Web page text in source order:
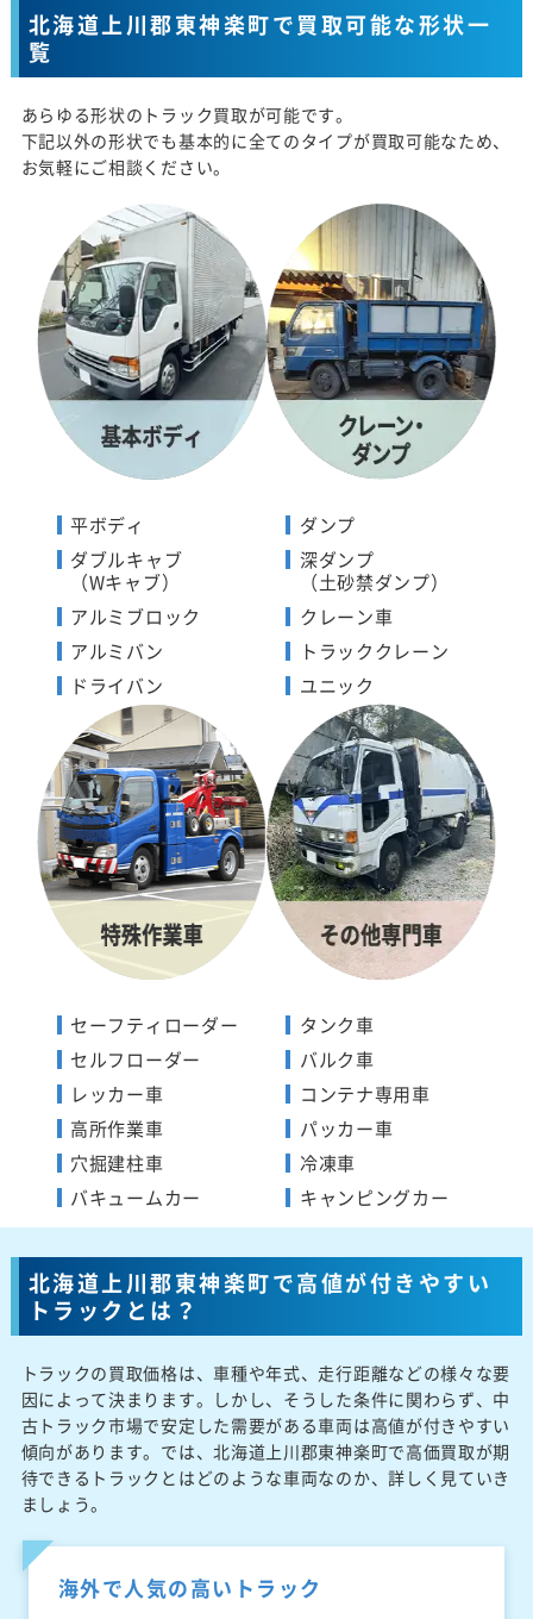
北海道上川郡東神楽町で買取可能な形状一
覧
あらゆる形状のトラック買取が可能です。
下記以外の形状でも基本的に全てのタイプが買取可能なため、
お気軽にご相談ください。
平ボディ
ダブルキャブ
（Wキャブ）
アルミブロック
アルミバン
ドライバン
ダンプ
深ダンプ
（土砂禁ダンプ）
クレーン車
トラッククレーン
ユニック
セーフティローダー
セルフローダー
レッカー車
高所作業車
穴掘建柱車
バキュームカー
タンク車
バルク車
コンテナ専用車
パッカー車
冷凍車
キャンピングカー
北海道上川郡東神楽町で高値が付きやすい
トラックとは？
トラックの買取価格は、車種や年式、走行距離などの様々な要
因によって決まります。しかし、そうした条件に関わらず、中
古トラック市場で安定した需要がある車両は高値が付きやすい
傾向があります。では、北海道上川郡東神楽町で高価買取が期
待できるトラックとはどのような車両なのか、詳しく見ていき
ましょう。
海外で人気の高いトラック